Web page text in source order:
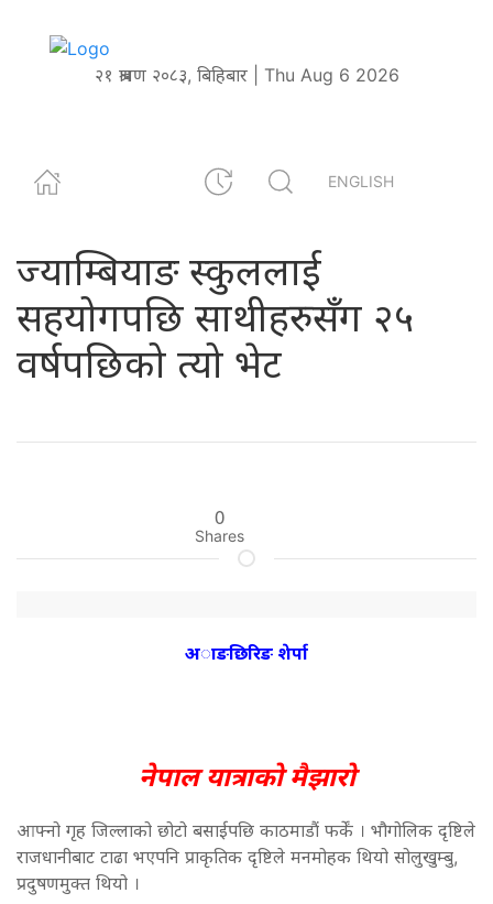
२१ श्रावण २०८३, बिहिबार | Thu Aug 6 2026
ENGLISH
ज्याम्बियाङ स्कुललाई
सहयोगपछि साथीहरुसँग २५
वर्षपछिको त्यो भेट
0
Shares
अाङछिरिङ शेर्पा
नेपाल यात्राको मैझारो
आफ्नो गृह जिल्लाको छोटो बसाईपछि काठमाडौं फर्कें । भौगोलिक दृष्टिले
राजधानीबाट टाढा भएपनि प्राकृतिक दृष्टिले मनमोहक थियो सोलुखुम्बु,
प्रदुषणमुक्त थियो ।